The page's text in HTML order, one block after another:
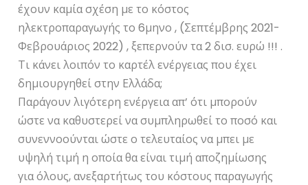
έχουν καμία σχέση με το κόστος
ηλεκτροπαραγωγής το 6μηνο , (Σεπτέμβρης 2021-
Φεβρουάριος 2022) , ξεπερνούν τα 2 δισ. ευρώ !!! .
Τι κάνει λοιπόν το καρτέλ ενέργειας που έχει
δημιουργηθεί στην Ελλάδα;
Παράγουν λιγότερη ενέργεια απ’ ότι μπορούν
ώστε να καθυστερεί να συμπληρωθεί το ποσό και
συνεννοούνται ώστε ο τελευταίος να μπει με
υψηλή τιμή η οποία θα είναι τιμή αποζημίωσης
για όλους, ανεξαρτήτως του κόστους παραγωγής